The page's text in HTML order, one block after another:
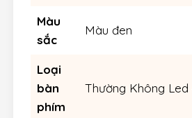
Màu
sắc
Màu đen
Loại
bàn
phím
Thường Không Led